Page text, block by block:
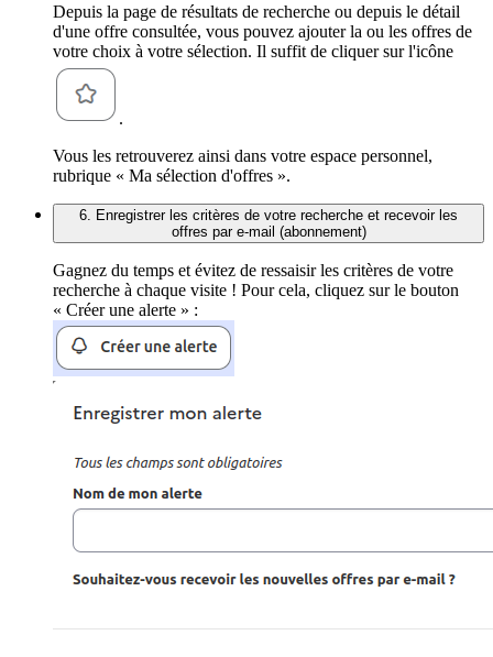
Depuis la page de résultats de recherche ou depuis le détail
d'une offre consultée, vous pouvez ajouter la ou les offres de
votre choix à votre sélection. Il suffit de cliquer sur l'icône
.
Vous les retrouverez ainsi dans votre espace personnel,
rubrique « Ma sélection d'offres ».
6. Enregistrer les critères de votre recherche et recevoir les
offres par e-mail (abonnement)
Gagnez du temps et évitez de ressaisir les critères de votre
recherche à chaque visite ! Pour cela, cliquez sur le bouton
« Créer une alerte » :